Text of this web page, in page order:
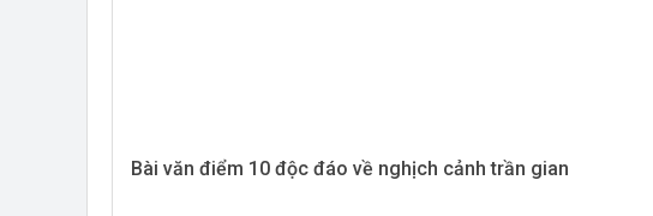
Bài văn điểm 10 độc đáo về nghịch cảnh trần gian